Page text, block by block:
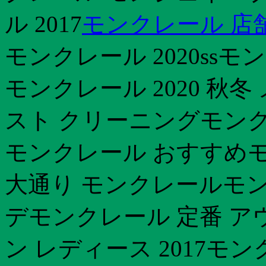
ル 2017モンクレール 店
モンクレール 2020ssモ
モンクレール 2020 秋
スト クリーニングモン
モンクレール おすすめ
大通り モンクレールモ
デモンクレール 定番 ア
ン レディース 2017モ